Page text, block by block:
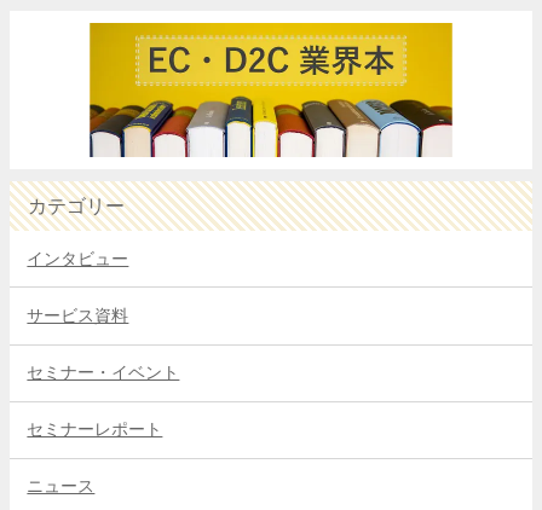
カテゴリー
インタビュー
サービス資料
セミナー・イベント
セミナーレポート
ニュース